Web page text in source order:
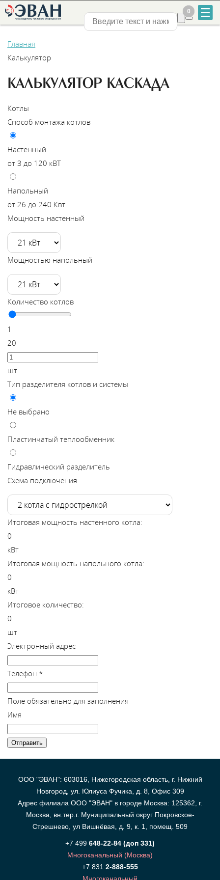
831
2-
888-
555
Каталог
Сервис
Найти магазин
Сотрудничество
Информация
В
y
т
Нижний Новгород
0
0
Главная
Калькулятор
КАЛЬКУЛЯТОР КАСКАДА
Котлы
Способ монтажа котлов
Настенный
от 3 до 120 кВТ
Напольный
от 26 до 240 Квт
Мощность настенный
Мощностью напольный
Количество котлов
1
20
шт
Тип разделителя котлов и системы
Не выбрано
Пластинчатый теплообменник
Гидравлический разделитель
Схема подключения
Итоговая мощность настенного котла:
0
кВт
Итоговая мощность напольного котла:
0
кВт
Итоговое количество:
0
шт
Электронный адрес
Телефон *
Поле обязательно для заполнения
Имя
ООО "ЭВАН": 603016, Нижегородская область, г. Нижний
Новгород, ул. Юлиуса Фучика, д. 8, Офис 309
Адрес филиала ООО "ЭВАН" в городе Москва: 125362, г.
Москва, вн.тер.г. Муниципальный округ Покровское-
Стрешнево, ул Вишнёвая, д. 9, к. 1, помещ. 509
+7 499 648-22-84 (доп 331)
Многоканальный (Москва)
+7 831 2-888-555